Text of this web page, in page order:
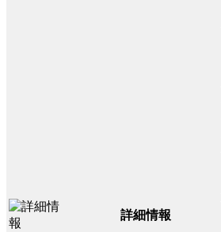
詳細情報